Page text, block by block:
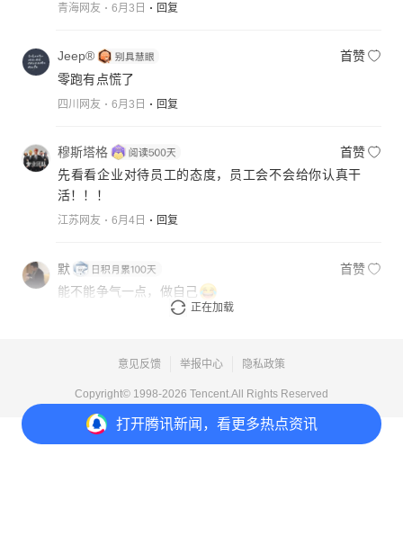
打开腾讯新闻，看更多热点资讯
青海网友 6月3日 回复
Jeep®
首赞
零跑有点慌了
四川网友 6月3日 回复
穆斯塔格
首赞
先看看企业对待员工的态度，员工会不会给你认真干
活！！！
江苏网友 6月4日 回复
默
首赞
能不能争气一点，做自己
回复
正在加载
意见反馈 举报中心 隐私政策
Copyright© 1998-2026 Tencent.All Rights Reserved